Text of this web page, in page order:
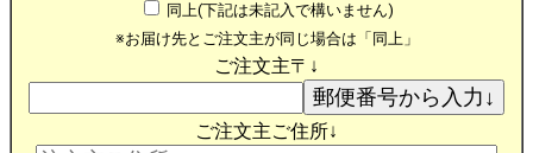
同上(下記は未記入で構いません)
※お届け先とご注文主が同じ場合は「同上」
ご注文主〒↓
ご注文主ご住所↓